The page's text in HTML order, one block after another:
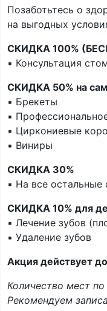
Позаботьтесь о
на выгодных
СКИДКА 100%
▪️ Консультация
СКИДКА 50% на
▪️ Брекеты
▪️
▪️ Циркониевые
▪️ Виниры
СКИДКА 30%
▪️ На все остальные
СКИДКА 10% для
▪️ Лечение зубов
▪️ Удаление зубов
Акция действует
Количество мест
Рекомендуем